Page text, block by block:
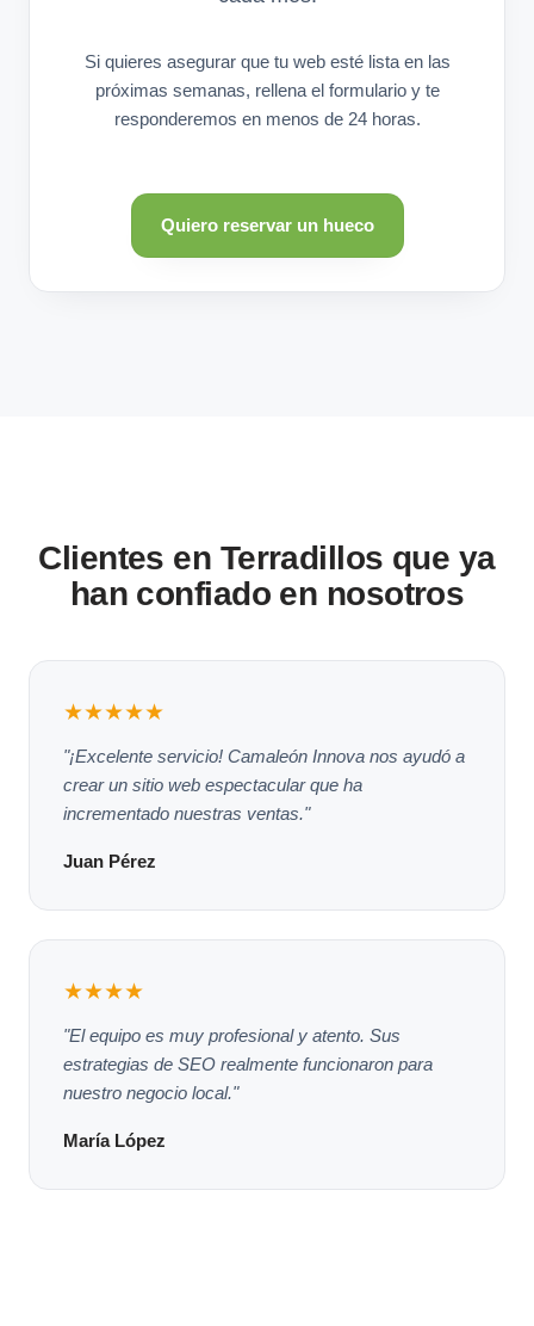
Si quieres asegurar que tu web esté lista en las
próximas semanas, rellena el formulario y te
responderemos en menos de 24 horas.
Quiero reservar un hueco
Clientes en Terradillos que ya
han confiado en nosotros
★★★★★
"¡Excelente servicio! Camaleón Innova nos ayudó a
crear un sitio web espectacular que ha
incrementado nuestras ventas."
Juan Pérez
★★★★
"El equipo es muy profesional y atento. Sus
estrategias de SEO realmente funcionaron para
nuestro negocio local."
María López